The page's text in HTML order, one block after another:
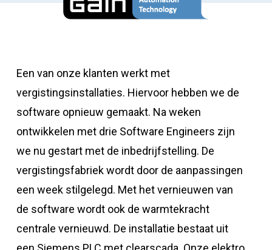
Een van onze klanten werkt met
vergistingsinstallaties. Hiervoor hebben we de
software opnieuw gemaakt. Na weken
ontwikkelen met drie Software Engineers zijn
we nu gestart met de inbedrijfstelling. De
vergistingsfabriek wordt door de aanpassingen
een week stilgelegd. Met het vernieuwen van
de software wordt ook de warmtekracht
centrale vernieuwd. De installatie bestaat uit